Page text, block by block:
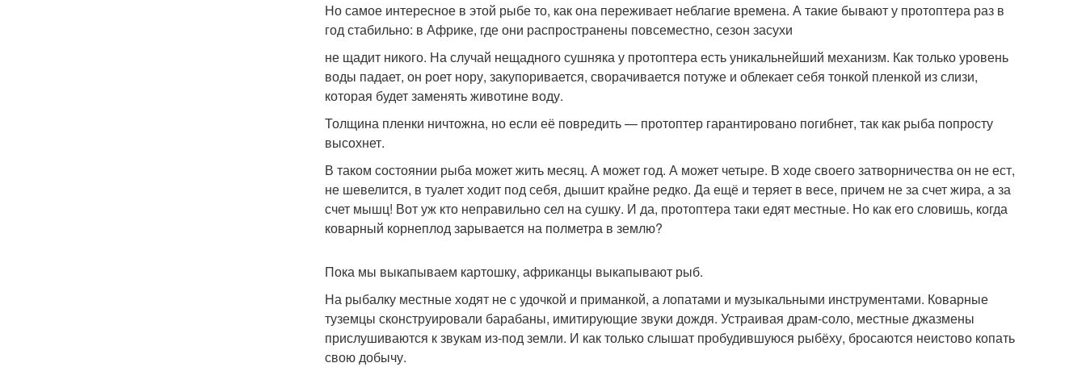
Но самое интересное в этой рыбе то, как она переживает неблагие времена. А такие бывают у протоптера раз в
год стабильно: в Африке, где они распространены повсеместно, сезон засухи
не щадит никого. На случай нещадного сушняка у протоптера есть уникальнейший механизм. Как только уровень
воды падает, он роет нору, закупоривается, сворачивается потуже и облекает себя тонкой пленкой из слизи,
которая будет заменять животине воду.
Толщина пленки ничтожна, но если её повредить — протоптер гарантировано погибнет, так как рыба попросту
высохнет.
В таком состоянии рыба может жить месяц. А может год. А может четыре. В ходе своего затворничества он не ест,
не шевелится, в туалет ходит под себя, дышит крайне редко. Да ещё и теряет в весе, причем не за счет жира, а за
счет мышц! Вот уж кто неправильно сел на сушку. И да, протоптера таки едят местные. Но как его словишь, когда
коварный корнеплод зарывается на полметра в землю?
Пока мы выкапываем картошку, африканцы выкапывают рыб.
На рыбалку местные ходят не с удочкой и приманкой, а лопатами и музыкальными инструментами. Коварные
туземцы сконструировали барабаны, имитирующие звуки дождя. Устраивая драм-соло, местные джазмены
прислушиваются к звукам из-под земли. И как только слышат пробудившуюся рыбёху, бросаются неистово копать
свою добычу.